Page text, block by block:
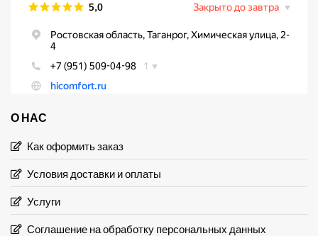
О НАС
Как оформить заказ
Условия доставки и оплаты
Услуги
Соглашение на обработку персональных данных